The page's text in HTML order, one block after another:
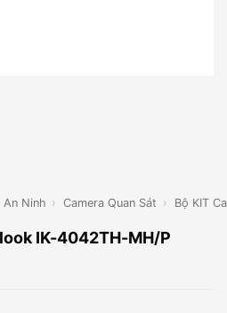
An Ninh › Camera Quan Sát › Bộ KIT
IK-4042TH-MH/P